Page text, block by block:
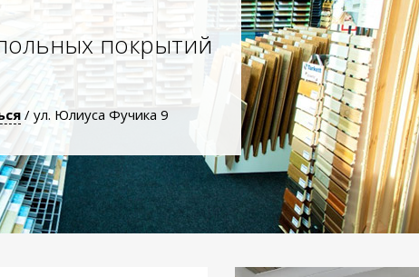
покрытий
/ ул. Юлиуса Фучика 9